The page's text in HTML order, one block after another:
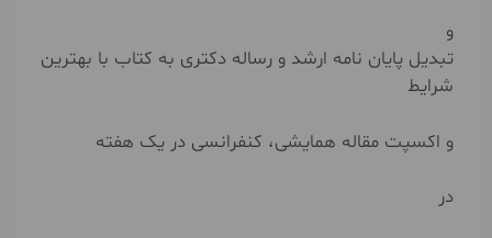
و
تبدیل پایان نامه ارشد و رساله دکتری به کتاب با بهترین
شرایط
و اکسپت مقاله همایشی، کنفرانسی در یک هفته
در